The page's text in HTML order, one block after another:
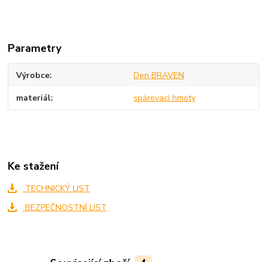
Parametry
Výrobce Den BRAVEN
materiál spárovací hmoty
Ke stažení
TECHNICKÝ LIST
BEZPEČNOSTNÍ LIST